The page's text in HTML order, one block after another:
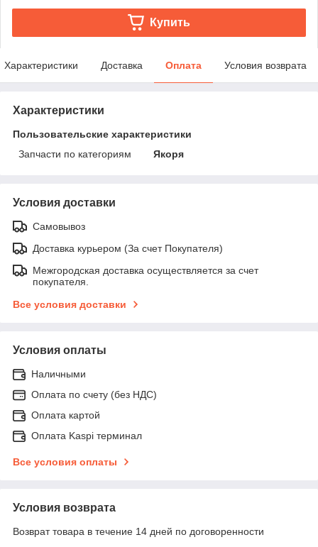
Купить
Характеристики Доставка Оплата Условия возврата
Характеристики
Пользовательские характеристики
Запчасти по категориям
Якоря
Условия доставки
Самовывоз
Доставка курьером (За счет Покупателя)
Межгородская доставка осуществляется за счет
покупателя.
Все условия доставки
Условия оплаты
Наличными
Оплата по счету (без НДС)
Оплата картой
Оплата Kaspi терминал
Все условия оплаты
Условия возврата
Возврат товара в течение 14 дней по договоренности